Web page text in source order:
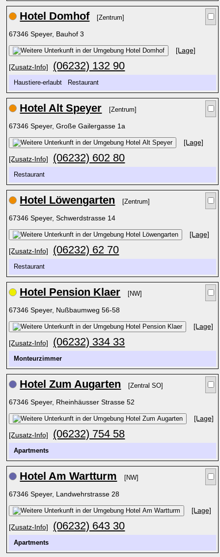
Hotel Domhof [Zentrum]
67346 Speyer, Bauhof 3
[Lage]
[Zusatz-Info] (06232) 132 90
Haustiere-erlaubt Restaurant
Hotel Alt Speyer [Zentrum]
67346 Speyer, Große Gailergasse 1a
[Lage]
[Zusatz-Info] (06232) 602 80
Restaurant
Hotel Löwengarten [Zentrum]
67346 Speyer, Schwerdstrasse 14
[Lage]
[Zusatz-Info] (06232) 62 70
Restaurant
Hotel Pension Klaer [NW]
67346 Speyer, Nußbaumweg 56-58
[Lage]
[Zusatz-Info] (06232) 334 33
Monteurzimmer
Hotel Zum Augarten [Zentral SO]
67346 Speyer, Rheinhäusser Strasse 52
[Lage]
[Zusatz-Info] (06232) 754 58
Apartments
Hotel Am Wartturm [NW]
67346 Speyer, Landwehrstrasse 28
[Lage]
[Zusatz-Info] (06232) 643 30
Apartments